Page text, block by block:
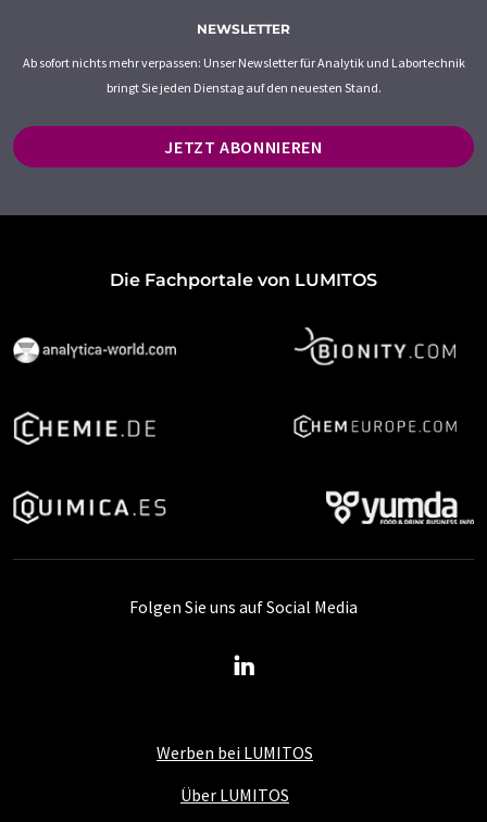
NEWSLETTER
Ab sofort nichts mehr verpassen: Unser Newsletter für Analytik und Labortechnik
bringt Sie jeden Dienstag auf den neuesten Stand.
JETZT ABONNIEREN
Die Fachportale von LUMITOS
Werben bei LUMITOS
Über LUMITOS
Folgen Sie uns auf Social Media